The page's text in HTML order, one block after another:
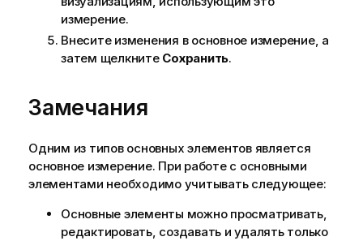
измерение.
Внесите изменения в основное измерение, а
затем щелкните Сохранить.
Замечания
Одним из типов основных элементов является
основное измерение. При работе с основными
элементами необходимо учитывать следующее:
Основные элементы можно просматривать,
редактировать, создавать и удалять только